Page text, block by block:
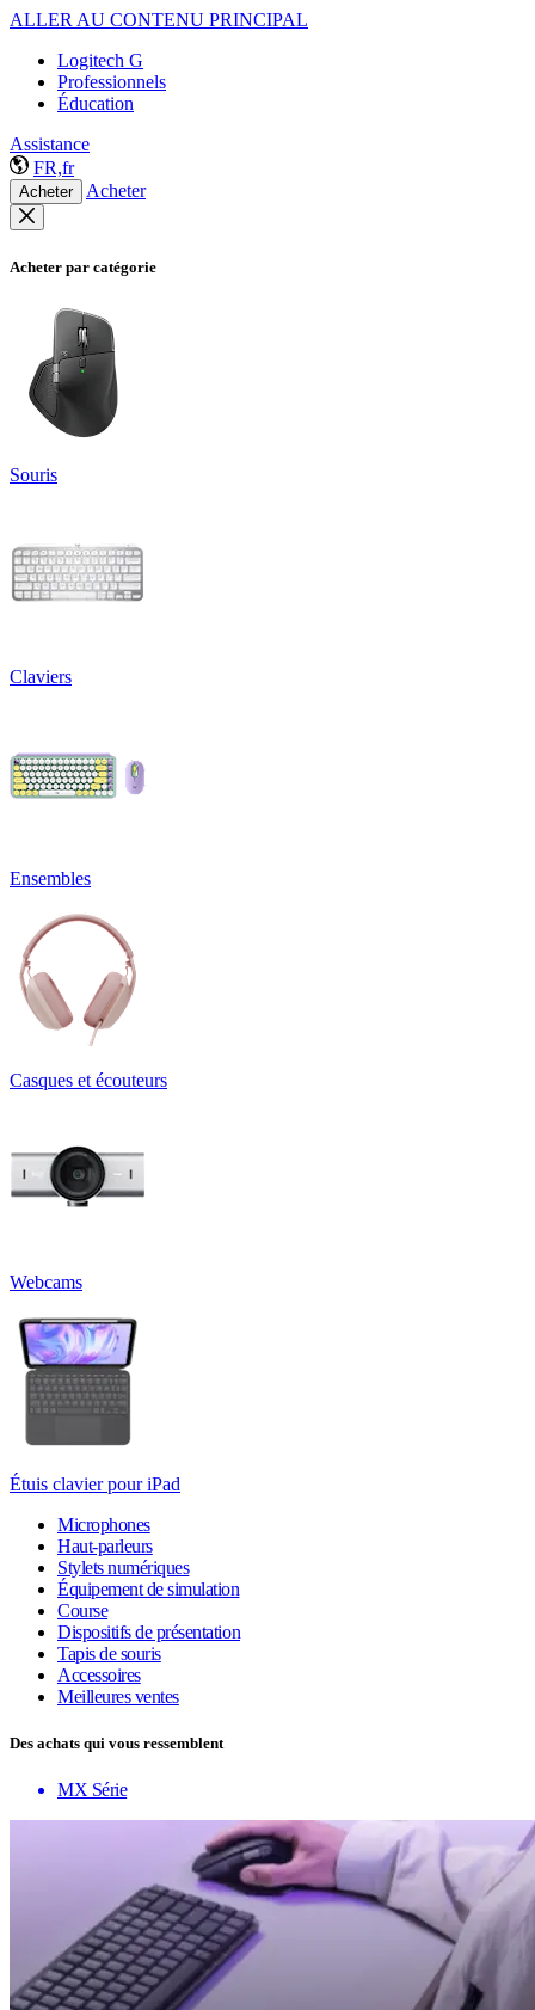
ALLER AU CONTENU PRINCIPAL
Logitech G
Professionnels
Éducation
Assistance
FR,fr
Acheter Acheter
Acheter par catégorie
Souris
Claviers
Ensembles
Casques et écouteurs
Webcams
Étuis clavier pour iPad
Microphones
Haut-parleurs
Stylets numériques
Équipement de simulation
Course
Dispositifs de présentation
Tapis de souris
Accessoires
Meilleures ventes
Des achats qui vous ressemblent
MX Série